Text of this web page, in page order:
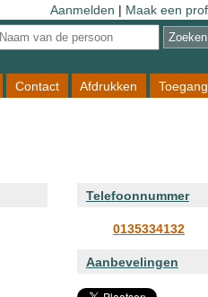
Aanmelden | Maak een
Contact Afdrukken Toegang
Telefoonnummer
0135334132
Aanbevelingen